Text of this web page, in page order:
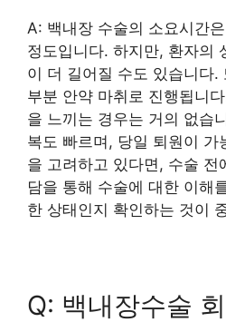
A: 백내장 수술의 소요시간
정도입니다. 하지만, 환자의
이 더 길어질 수도 있습니다.
부분 안약 마취로 진행됩니
을 느끼는 경우는 거의 없습
복도 빠르며, 당일 퇴원이 가
을 고려하고 있다면, 수술 전
담을 통해 수술에 대한 이해
한 상태인지 확인하는 것이
Q: 백내장수술